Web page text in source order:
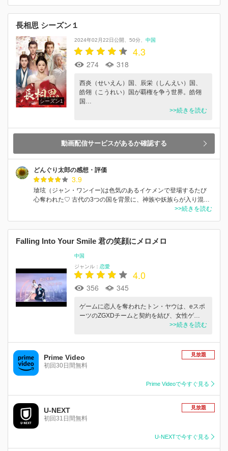
長相思 シーズン１
シーズン1
2024年02月22日公開 50分 中国
4.3
274 318
西炎（せいえん）国、辰栄（しんえい）国、
皓翎（こうれい）国が覇権を争う世界。皓翎
国…
>>続きを読む
動画配信サービスがあるか確認する
どんぐり太郎の感想・評価
3.9
瑲玹（ジャン・ワンイー)は色気のあるイケメンで登場するたび
心奪われた♡ 古代の3つの国を背景に、神族や妖族らが入り混…
>>続きを読む
Falling Into Your Smile 君の笑顔にメロメロ
中国
ジャンル： 恋愛
4.0
356 345
ゲームに恋人を奪われたトン・ヤウは、eスポ
ーツのZGXDチームと契約を結び、女性ゲ…
>>続きを読む
Prime Video
初回30日間無料
見放題
Prime Videoで今すぐ見る
U-NEXT
初回31日間無料
見放題
U-NEXTで今すぐ見る